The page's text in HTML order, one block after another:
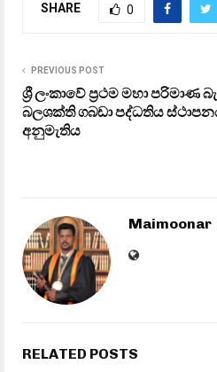
SHARE 0
PREVIOUS POST
ශ්‍රී ලංකාවේ ප්‍රථම මහා පරිමාණ
බලශක්ති ගබඩා පද්ධතිය
අනුමැතිය
Maimoonar
RELATED POSTS